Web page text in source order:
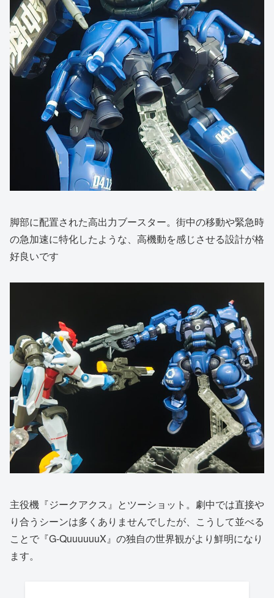
脚部に配置された高出力ブースター。街中の移動や緊急時
の急加速に特化したような、高機動を感じさせる設計が格
好良いです
主役機『ジークアクス』とツーショット。劇中では直接や
り合うシーンは多くありませんでしたが、こうして並べる
ことで『G-QuuuuuuX』の独自の世界観がより鮮明になり
ます。